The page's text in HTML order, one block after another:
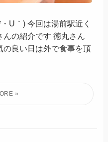
U｀) 今回は湯前駅近く
の紹介です 徳丸さん
の良い日は外で食事を頂